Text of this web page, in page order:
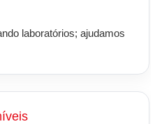
laboratórios; ajudamos